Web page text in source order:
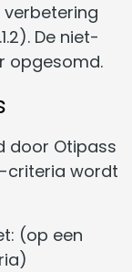
De niet-
opgesomd.
door Otipass
criteria wordt
(op een